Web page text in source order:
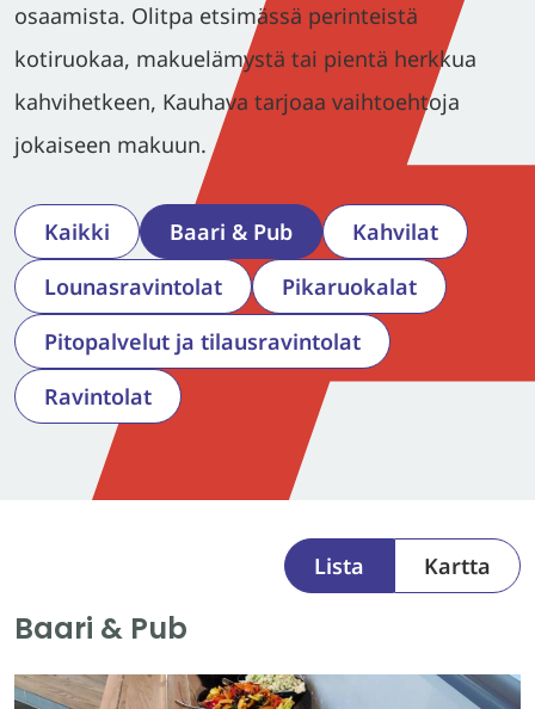
osaamista. Olitpa etsimässä perinteistä
kotiruokaa, makuelämystä tai pientä herkkua
kahvihetkeen, Kauhava tarjoaa vaihtoehtoja
jokaiseen makuun.
Kaikki Baari & Pub
Kahvilat
Lounasravintolat
Pikaruokalat
Pitopalvelut ja tilausravintolat
Ravintolat
Lista Kartta
Baari & Pub